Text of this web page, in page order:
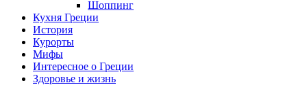
Шоппинг
Кухня Греции
История
Курорты
Мифы
Интересное о Греции
Здоровье и жизнь